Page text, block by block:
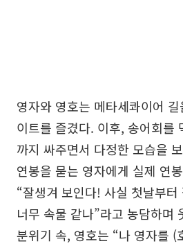
영자와 영호는 메타세콰이어
이트를 즐겼다. 이후, 송어회를
까지 싸주면서 다정한 모습을
연봉을 묻는 영자에게 실제 연
“잘생겨 보인다! 사실 첫날부
너무 속물 같나”라고 농담하며
분위기 속, 영호는 “나 영자를 (